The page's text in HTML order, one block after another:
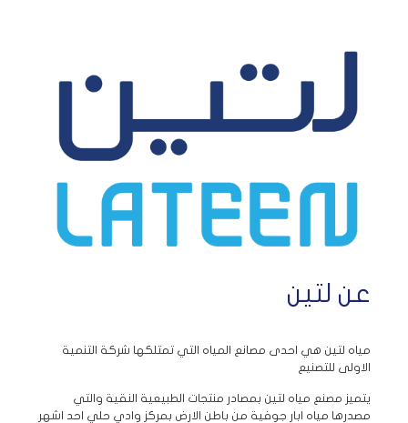
عن لتين
مياه لتين هي احدى مصانع المياه التي تمتلكها شركة التنمية
الاولى للتصنيع
يتميز مصنع مياه لتين بمصادر منتجات الطبيعية النقية والتي
مصدرها مياه ابار جوفية من باطن الارض بمركز وادي حلي احد اشهر